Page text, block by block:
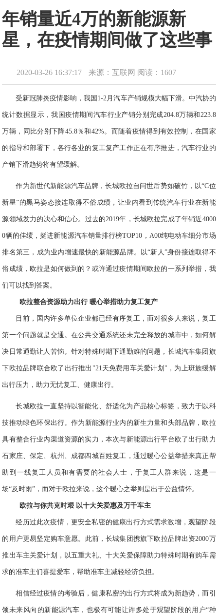
年销量近4万的新能源新
星，在疫情期间做了这些事
2020-03-26 16:37:17 来源：互联网 阅读：1607
受新冠肺炎疫情影响，我国1-2月汽车产销规模大幅下滑。中汽协的
统计数据显示，我国疫情期间汽车行业产销分别完成204.8万辆和223.8
万辆，同比分别下降45.8％和42%。而随着疫情得到有效控制，在国家
的指导和部署下，各行各业的复工复产工作正在有序推进，汽车行业的
产销下滑趋势将有望缓解。
作为新世代新能源汽车品牌 ，长城欧拉自问世后势如破竹，以“C位
新星”的黑马姿态接连取得不俗成绩，让业内看到传统汽车行业在新能
源领域发力的决心和信心。过去的2019年，长城欧拉完成了年销近4000
0辆的佳绩 ，挺进新能源汽车销量排行榜TOP10，A00纯电动车细分市场
排名第三，成为业内增速最快的新能源品牌。以“新人”身份接连取得不
俗成绩，欧拉是如何做到的？或许通过疫情期间欧拉的一系列举措，我
们可以找到答案。
欧拉整合资源助力出行 暖心举措助力复工复产
目前，国内许多单位企业都已经有序复工，而对很多人来说，复工
第一个问题就是交通。在公共交通系统还未完全释放的城市中，如何解
决日常通勤让人苦恼。针对特殊时期下通勤难的问题，长城汽车集团旗
下欧拉品牌联合欧了出行推出"21天免费用车关爱计划"，为上班族缓解
出行压力，助力无忧复工、健康出行。
长城欧拉一直 坚持以智能化、舒适化为产品核心标签，致力于以科
技推动绿色环保出行。作为新能源行业内的新生力量和头部品牌，欧拉
具有整合行业内渠道资源的实力，本次与新能源出行平台欧了出行助力
石家庄、保定、杭州、成都四城百姓复工，通过暖心公益举措来真正帮
助到一线复工人员和有需要的社会人士，于复工人群来说，这是一
场“及时雨”，而对于欧拉来说，这个暖心之举则是出于公益情怀。
欧拉与你共克时艰 以十大关爱惠及万千车主
经历过此次疫情，更安全私密的健康出行方式需求激增， 观望阶段
的用户更易坚定购车意愿。 此前，长城集团携旗下欧拉品牌出资2000万
推出车主关爱计划 ，以五重大礼、十大关爱保障助力特殊时期有购车需
求的准车主们喜提爱车，帮助准车主减轻经济负担。
相信经过疫情的考验后，健康私密的出行方式将成为新趋势，而引
领未来风向的新能源汽车， 也极有可能让许多处于观望阶段的用户“种